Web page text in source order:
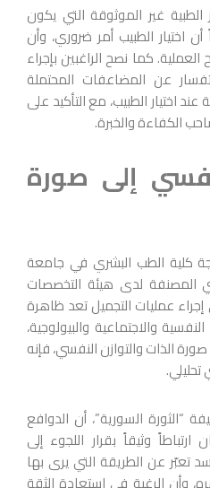
غير الموثوقة التي يكون
اختيار الطبيب أمر ضروري، وأن
كما نصح الراغبين بإجراء
عن المضاعفات المحتملة
اختيار الطبيب، مع التأكيد على
الكفاءة والخبرة.
إلى صورة
كلية الطب البشري في جامعة
المصنفة لدى هيئة التخصصات
عمليات التجميل تعد ظاهرة
والاجتماعية والبيولوجية،
الذات والتوازن النفسي، فإنه
السورية”، أن الدوافع
وثيقاً بقرار اللجوء إلى
تعبّر عن الطريقة التي يرى بها
وأن الرغبة في استعادة الثقة